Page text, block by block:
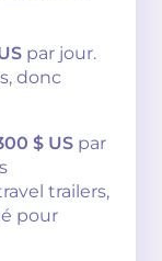
par jour.
donc
$ US par
trailers,
pour